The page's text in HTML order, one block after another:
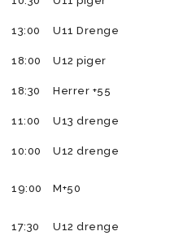
13:00 U11 Drenge
18:00 U12 piger
18:30 Herrer +55
11:00 U13 drenge
10:00 U12 drenge
19:00 M+50
17:30 U12 drenge